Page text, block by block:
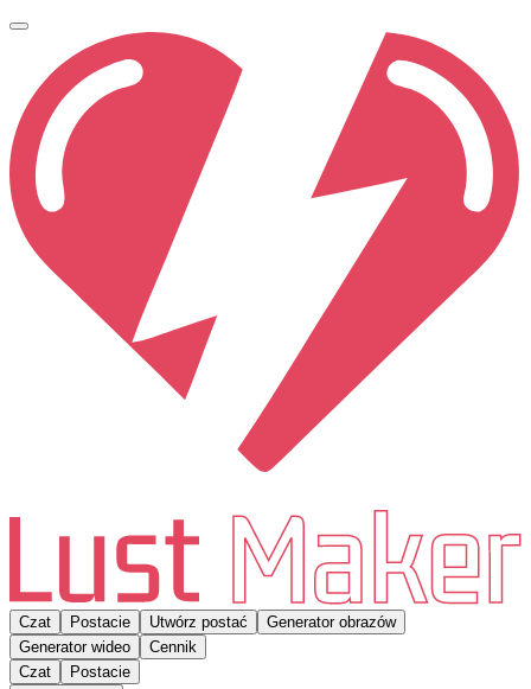
Czat Postacie Utwórz postać
Generator obrazów
Generator wideo
Cennik
Czat
Postacie